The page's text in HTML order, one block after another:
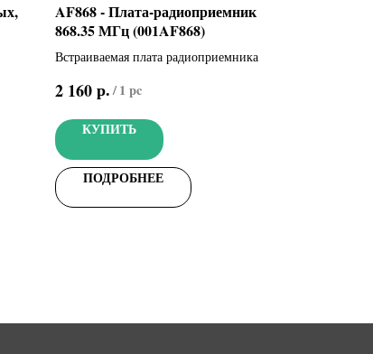
AF868 - Плата-радиоприемник
868.35 МГц (001AF868)
Встраиваемая плата радиоприемника
2 160р./1 pc
КУПИТЬ
ПОДРОБНЕЕ